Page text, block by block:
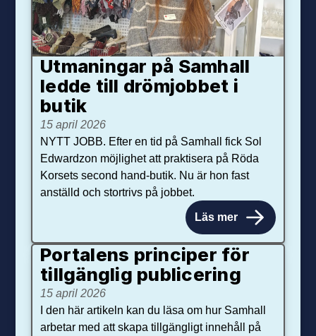
Utmaningar på Sam­hall
ledde till dröm­jobbet i
butik
15 april 2026
NYTT JOBB. Efter en tid på Samhall fick Sol
Edwardzon möjlighet att praktisera på Röda
Korsets second hand-butik. Nu är hon fast
anställd och stortrivs på jobbet.
Läs mer
Portalens principer för
tillgänglig publicering
15 april 2026
I den här artikeln kan du läsa om hur Samhall
arbetar med att skapa tillgängligt innehåll på